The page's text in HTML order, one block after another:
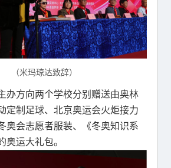
（米玛琼达致辞）
办方向两个学校分别赠送由奥林
定制足球、北京奥运会火炬接力
奥会志愿者服装、《冬奥知识系
奥运大礼包。